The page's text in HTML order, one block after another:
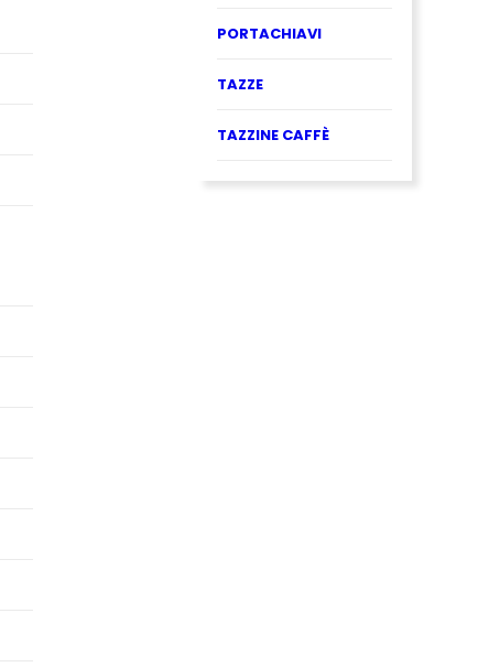
PORTACHIAVI
TAZZE
TAZZINE CAFFÈ